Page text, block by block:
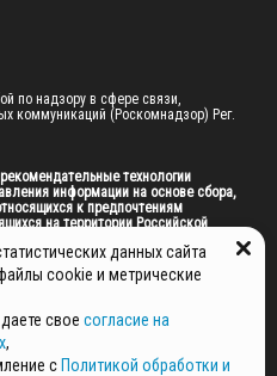
по надзору в сфере связи,
коммуникаций (Роскомнадзор) Рег.
технологии
информации на основе сбора,
к предпочтениям
на территории Российской
ПРИНАДЛЕЖАТ ГАУ МО "ЦИФРОВЫЕ
ПЕРСОНАЛЬНЫХ ДАННЫХ
данных сайта
cookie и метрические
свое согласие на
,
с Политикой обработки и